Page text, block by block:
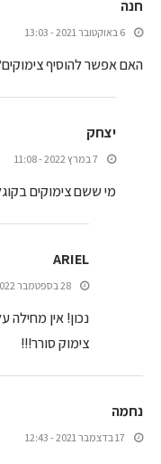
חנה
6 באוקטובר 2021 - 13:03
האם אפשר להוסיף
יצחק
7 במרץ 2022 - 11:08
מי ששם צימוקים
ARIEL
28 בספטמבר 2022 - 15:22
נכון! אין
צימוק סורר!!!
נחמה
17 בדצמבר 2021 - 12:43